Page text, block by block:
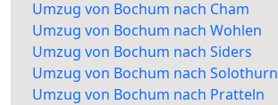
Umzug von Bochum nach Cham
Umzug von Bochum nach Wohlen
Umzug von Bochum nach Siders
Umzug von Bochum nach Solothurn
Umzug von Bochum nach Pratteln